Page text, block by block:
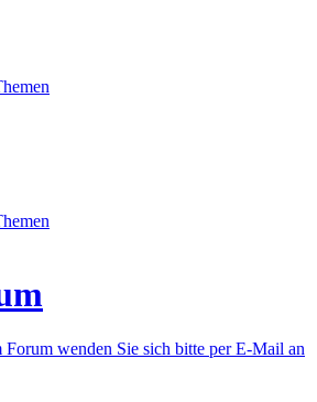
wenden Sie sich bitte per E-Mail an